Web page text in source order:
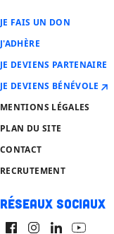
JE FAIS UN DON
J'ADHÈRE
JE DEVIENS PARTENAIRE
JE DEVIENS BÉNÉVOLE
MENTIONS LÉGALES
PLAN DU SITE
CONTACT
RECRUTEMENT
Réseaux sociaux